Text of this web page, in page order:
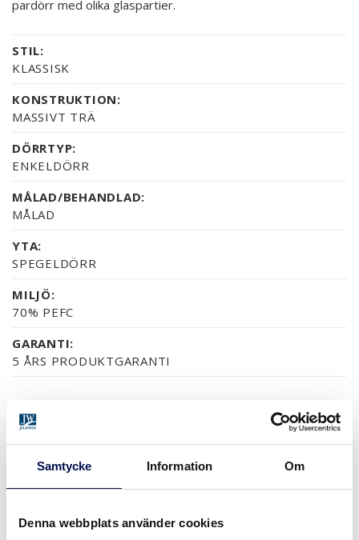
Samtycke Information Om
Denna webbplats använder cookies
pardörr med olika glaspartier.
STIL:
KLASSISK
KONSTRUKTION:
MASSIVT TRÄ
DÖRRTYP:
ENKELDÖRR
MÅLAD/BEHANDLAD:
MÅLAD
YTA:
SPEGELDÖRR
MILJÖ:
70% PEFC
GARANTI:
5 ÅRS PRODUKTGARANTI
YTOR (5)
STORLEKAR